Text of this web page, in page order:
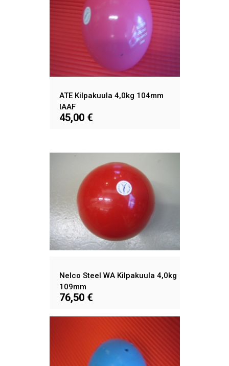
ATE Kilpakuula 4,0kg 104mm
IAAF
45,00 €
Nelco Steel WA Kilpakuula 4,0kg
109mm
76,50 €